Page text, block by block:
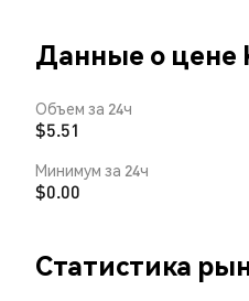
Данные о цене
Объем за 24ч
$5.51
Минимум за 24ч
$0.00
Статистика